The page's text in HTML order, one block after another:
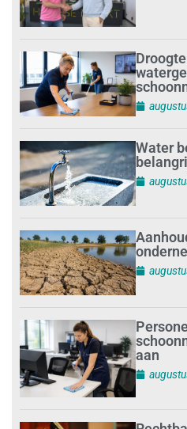
Water
aan